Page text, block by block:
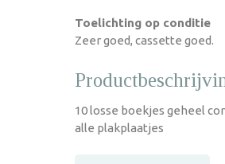
Toelichting op conditie
Zeer goed, cassette goed.
10 losse boekjes geheel
alle plakplaatjes